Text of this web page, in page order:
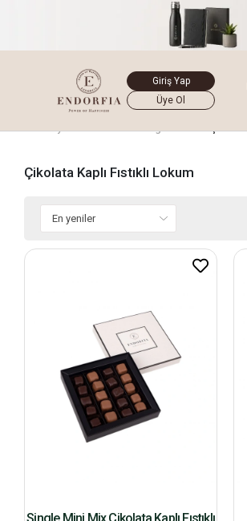
Giriş Yap
Üye Ol
Çikolata Kaplı Fıstıklı Lokum